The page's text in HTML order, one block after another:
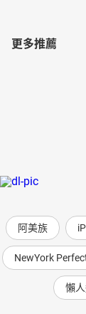
更多推薦
阿美族
NewYork
懶